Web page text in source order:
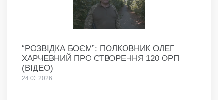
“РОЗВІДКА БОЄМ”: ПОЛКОВНИК ОЛЕГ
ХАРЧЕВНИЙ ПРО СТВОРЕННЯ 120 ОРП
(ВІДЕО)
24.03.2026